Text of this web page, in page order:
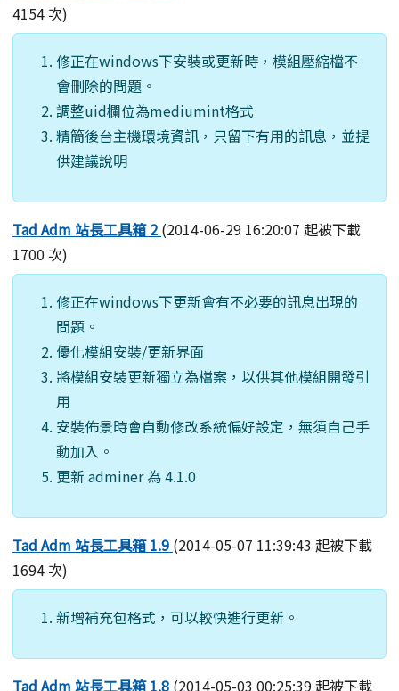
4154 次)
修正在windows下安裝或更新時，模組壓縮檔不
會刪除的問題。
調整uid欄位為mediumint格式
精簡後台主機環境資訊，只留下有用的訊息，並提
供建議說明
Tad Adm 站長工具箱 2 (2014-06-29 16:20:07 起被下載
1700 次)
修正在windows下更新會有不必要的訊息出現的
問題。
優化模組安裝/更新界面
將模組安裝更新獨立為檔案，以供其他模組開發引
用
安裝佈景時會自動修改系統偏好設定，無須自己手
動加入。
更新 adminer 為 4.1.0
Tad Adm 站長工具箱 1.9 (2014-05-07 11:39:43 起被下載
1694 次)
新增補充包格式，可以較快進行更新。
Tad Adm 站長工具箱 1.8 (2014-05-03 00:25:39 起被下載